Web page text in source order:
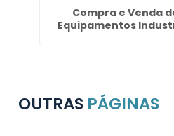
Compra e Venda
Equipamentos
OUTRAS PÁGINAS